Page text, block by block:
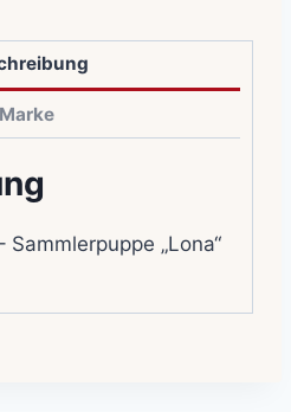
Marke
„Lona“